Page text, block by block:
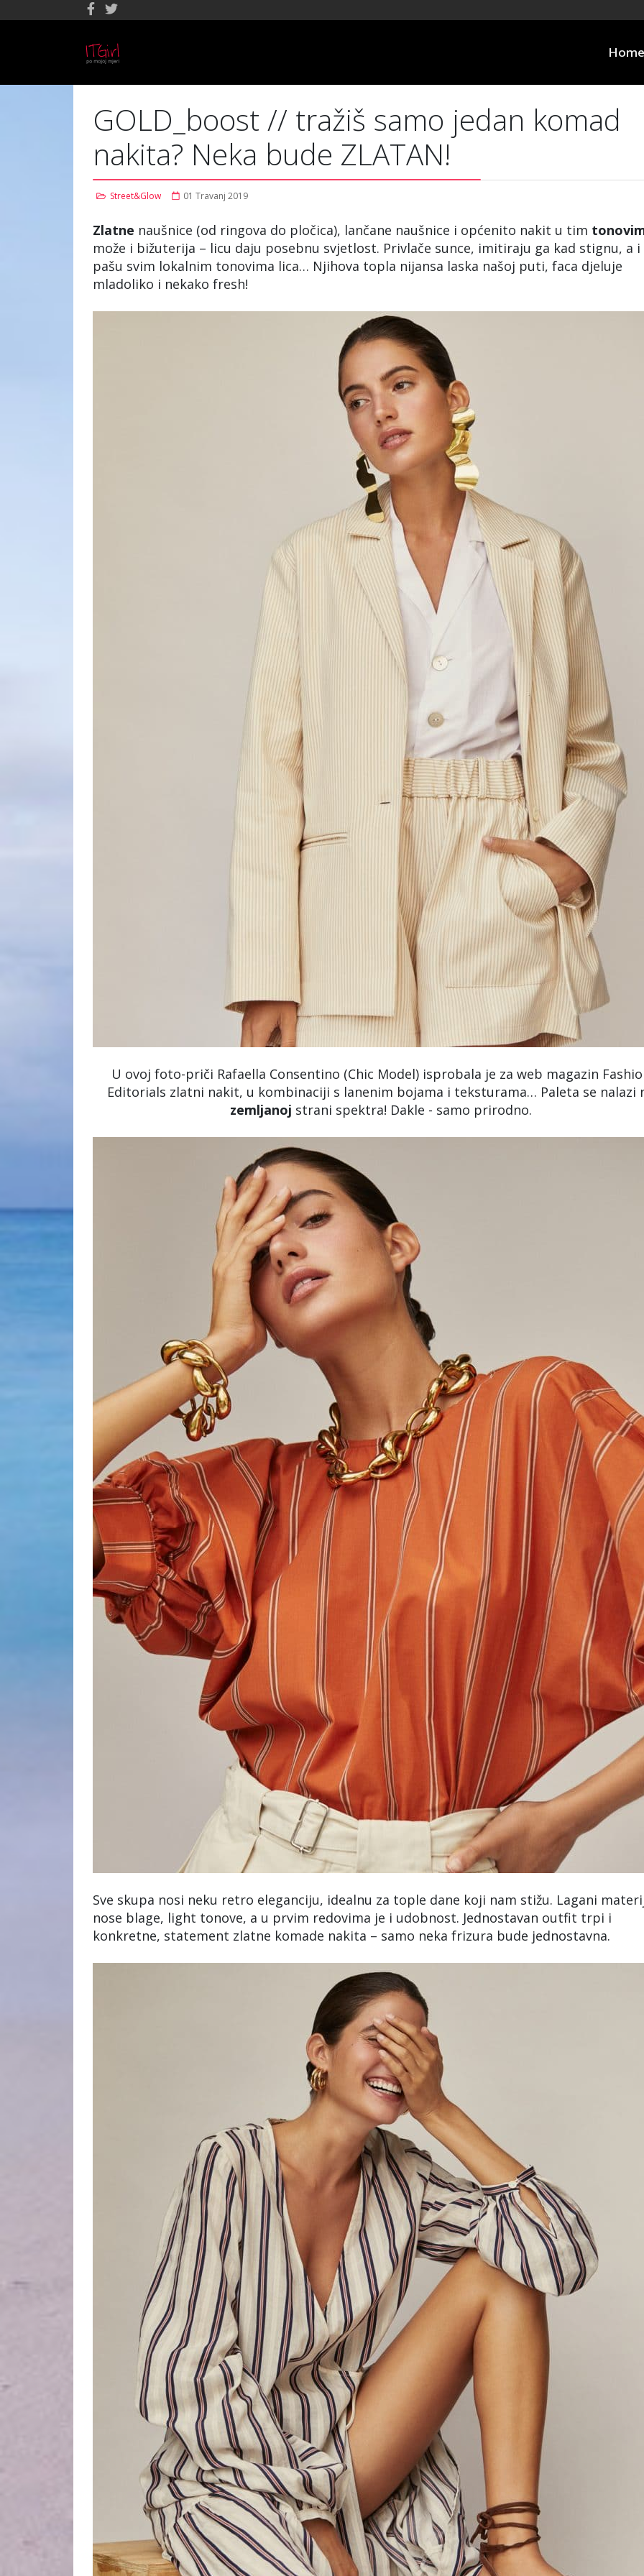
Home
GOLD_boost // tražiš samo jedan komad
nakita? Neka bude ZLATAN!
Street&Glow 01 Travanj 2019
Zlatne naušnice (od ringova do pločica), lančane naušnice i općenito nakit u tim
može i bižuterija – licu daju posebnu svjetlost. Privlače sunce, imitiraju ga kad stignu, a i
pašu svim lokalnim tonovima lica… Njihova topla nijansa laska našoj puti, faca djeluje
mladoliko i nekako fresh!
U ovoj foto-priči Rafaella Consentino (Chic Model) isprobala je za web magazin
Editorials zlatni nakit, u kombinaciji s lanenim bojama i teksturama… Paleta se nalazi
zemljanoj strani spektra! Dakle - samo prirodno.
Sve skupa nosi neku retro eleganciju, idealnu za tople dane koji nam stižu. Lagani
nose blage, light tonove, a u prvim redovima je i udobnost. Jednostavan outfit trpi i
konkretne, statement zlatne komade nakita – samo neka frizura bude jednostavna.